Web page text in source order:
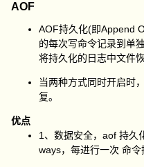
AOF
AOF持久化(即Append
的每次写命令记录到单
将持久化的日志中文件恢
当两种方式同时开启时
复。
优点
1、数据安全，aof 持久
ways，每进行一次 命令